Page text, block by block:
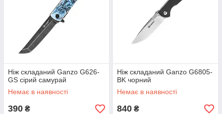
Ніж складаний Ganzo G626-
GS сiрий самурай
Немає в наявності
390 ₴
Ніж складаний Ganzo G6805-
BK чорний
Немає в наявності
840 ₴